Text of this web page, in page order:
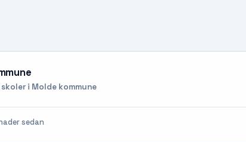
i Molde kommune
sedan